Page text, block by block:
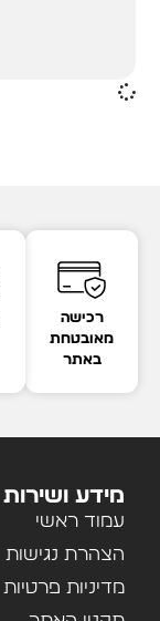
רכישה
מאובטחת
באתר
מידע ושירות
עמוד ראשי
הצהרת נגישות
מדיניות פרטיות